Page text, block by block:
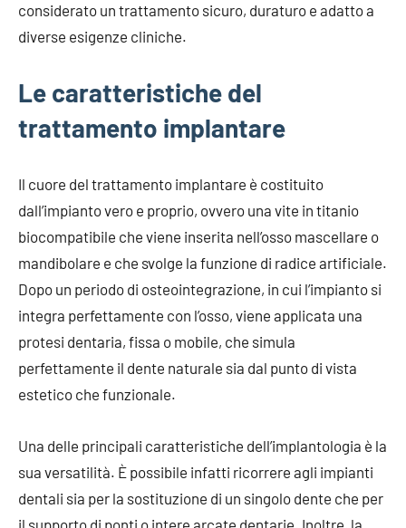
considerato un trattamento sicuro, duraturo e adatto a
diverse esigenze cliniche.
Le caratteristiche del
trattamento implantare
Il cuore del trattamento implantare è costituito
dall’impianto vero e proprio, ovvero una vite in titanio
biocompatibile che viene inserita nell’osso mascellare o
mandibolare e che svolge la funzione di radice artificiale.
Dopo un periodo di osteointegrazione, in cui l’impianto si
integra perfettamente con l’osso, viene applicata una
protesi dentaria, fissa o mobile, che simula
perfettamente il dente naturale sia dal punto di vista
estetico che funzionale.
Una delle principali caratteristiche dell’implantologia è la
sua versatilità. È possibile infatti ricorrere agli impianti
dentali sia per la sostituzione di un singolo dente che per